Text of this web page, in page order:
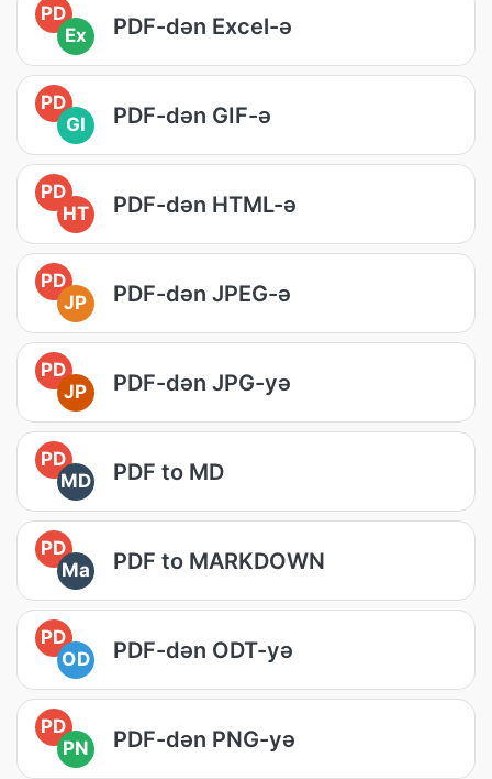
PD
Ex
PDF-dən Excel-ə
PD
GI
PDF-dən GIF-ə
PD
HT
PDF-dən HTML-ə
PD
JP
PDF-dən JPEG-ə
PD
JP
PDF-dən JPG-yə
PD
MD
PDF to MD
PD
Ma
PDF to MARKDOWN
PD
OD
PDF-dən ODT-yə
PD
PN
PDF-dən PNG-yə